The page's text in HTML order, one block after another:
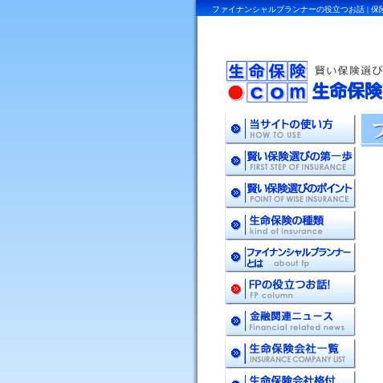
ファイナンシャルプランナーの役立つお話 | 保